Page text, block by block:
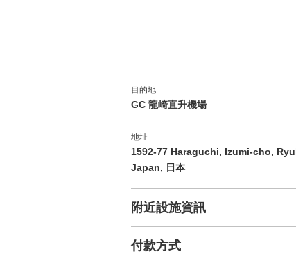
目的地
GC 龍崎直升機場
地址
1592-77 Haraguchi, Izumi-cho,
Japan, 日本
附近設施資訊
付款方式